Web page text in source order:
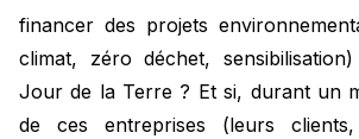
financer des projets
climat, zéro déchet,
Jour de la Terre ? Et si, durant un
de ces entreprises (leurs